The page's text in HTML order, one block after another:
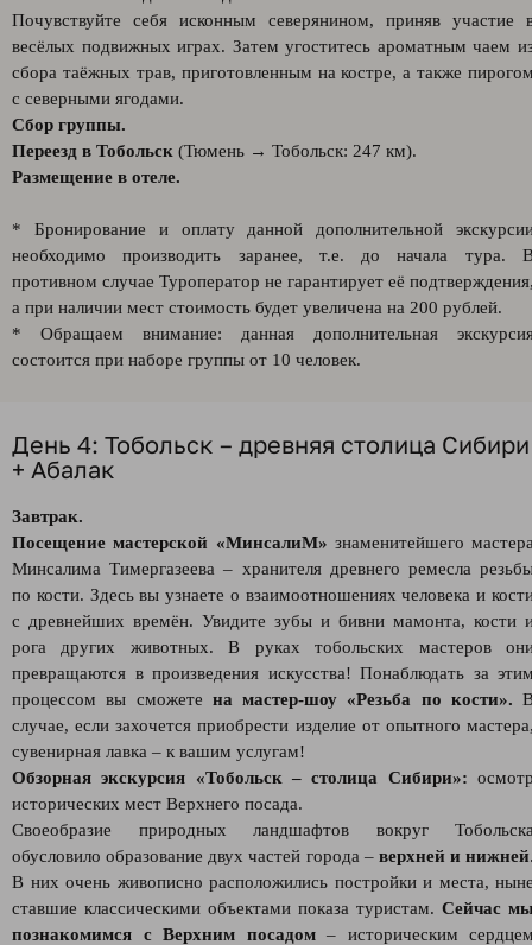
Почувствуйте себя исконным северянином, приняв участие
весёлых подвижных играх. Затем угоститесь ароматным чаем
сбора таёжных трав, приготовленным на костре, а также
с северными ягодами.
Сбор группы.
Переезд в Тобольск (Тюмень → Тобольск: 247 км).
Размещение в отеле.
* Бронирование и оплату данной дополнительной
необходимо производить заранее, т.е. до начала тура.
противном случае Туроператор не гарантирует её
а при наличии мест стоимость будет увеличена на 200 рублей.
* Обращаем внимание: данная дополнительная
состоится при наборе группы от 10 человек.
День 4: Тобольск – древняя столица Сибири
+ Абалак
Завтрак.
Посещение мастерской «МинсалиМ» знаменитейшего
Минсалима Тимергазеева – хранителя древнего ремесла
по кости. Здесь вы узнаете о взаимоотношениях человека и
с древнейших времён. Увидите зубы и бивни мамонта, кости
рога других животных. В руках тобольских мастеров
превращаются в произведения искусства! Понаблюдать за
процессом вы сможете на мастер-шоу «Резьба по кости».
случае, если захочется приобрести изделие от опытного
сувенирная лавка – к вашим услугам!
Обзорная экскурсия «Тобольск – столица Сибири»:
исторических мест Верхнего посада.
Своеобразие природных ландшафтов вокруг
обусловило образование двух частей города – верхней и нижней
В них очень живописно расположились постройки и места,
ставшие классическими объектами показа туристам. Сейчас
познакомимся с Верхним посадом – историческим